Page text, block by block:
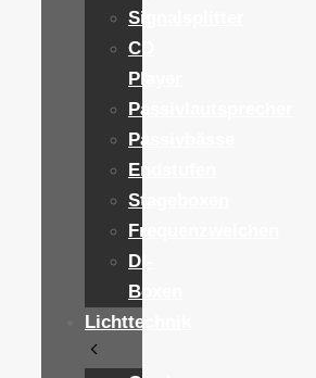
Signalsplitter
CD
Player
Passivlautsprecher
Passivbässe
Endstufen
Stageboxen
Frequenzweichen
DI-
Boxen
Lichttechnik